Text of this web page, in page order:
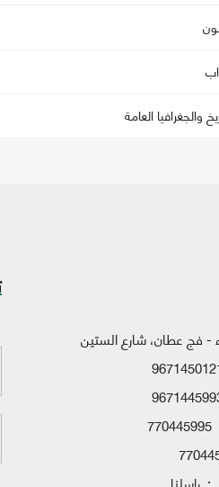
والجغرافيا العامة
- فج عطان، شارع الستين
770445995